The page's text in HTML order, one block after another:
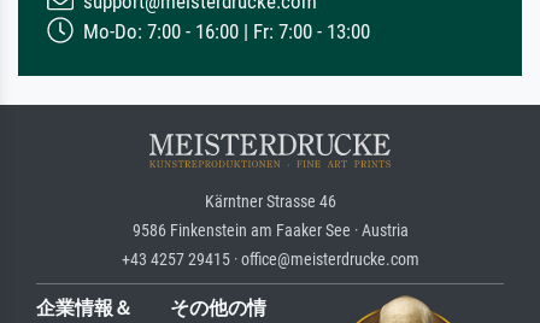
Mo-Do: 7:00 - 16:00 | Fr: 7:00 - 13:00
Kärntner Strasse 46
9586 Finkenstein am Faaker See · Austria
+43 4257 29415 · office@meisterdrucke.com
企業情報＆
その他の情